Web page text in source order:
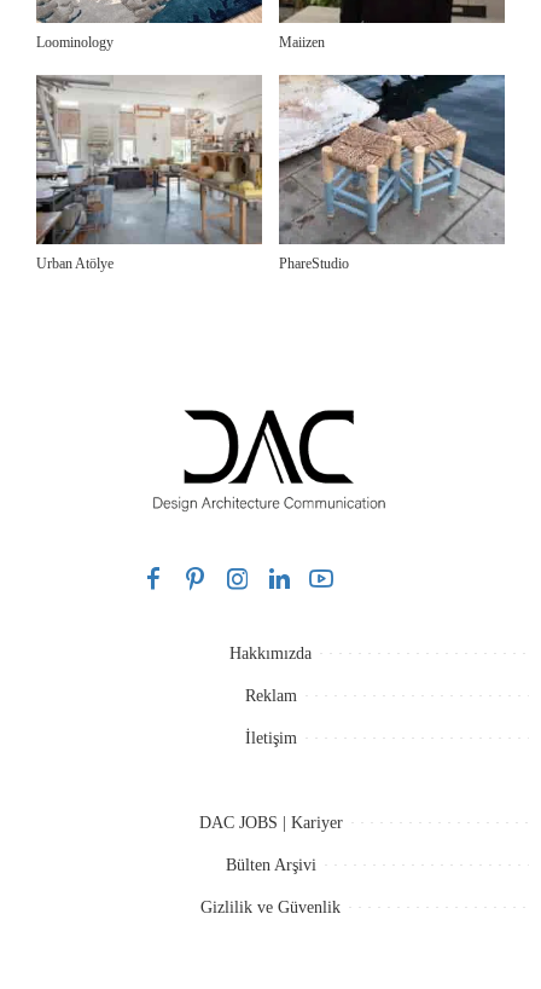
Loominology Maiizen
Urban Atölye PhareStudio
Hakkımızda
Reklam
İletişim
DAC JOBS | Kariyer
Bülten Arşivi
Gizlilik ve Güvenlik